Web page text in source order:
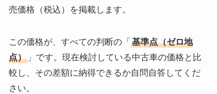
売価格（税込）を掲載します。
この価格が、すべての判断の「 基準点（ゼロ地
点）」です。現在検討している中古車の価格と比
較し、その差額に納得できるか自問自答してくだ
さい。